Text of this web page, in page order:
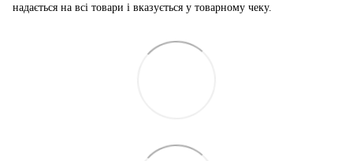
надається на всі товари і вказується у товарному чеку.